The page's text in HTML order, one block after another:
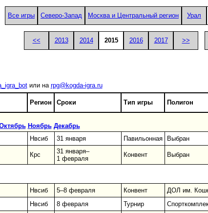
Все игры Северо-Запад Москва и Центральный регион Урал
<< 2013 2014 2015 2016 2017 >>
или на rpg@kogda-igra.ru
Регион Сроки Тип игры Полигон
Ноябрь Декабрь
Нвсиб 31 января Павильонная Выбран
Крс
31 января–
1 февраля
Конвент Выбран
Нвсиб 5–8 февраля Конвент ДОЛ им.
Нвсиб 8 февраля Турнир